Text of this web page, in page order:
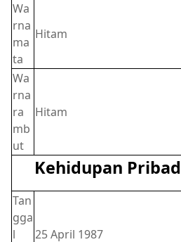
Wa
rna
ma
ta
Hitam
Wa
rna
ra
mb
ut
Hitam
Kehidupan
Tan
gga
l
25 April 1987